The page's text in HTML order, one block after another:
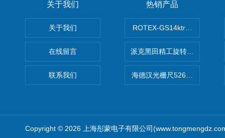
关于我们
关于我们
在线留言
联系我们
热销产品
ROTEX-GS14ktr梅花连轴器
派克黑田精工旋转气缸
海德汉光栅尺526974-09
Copyright © 2026 上海彤蒙电子有限公司